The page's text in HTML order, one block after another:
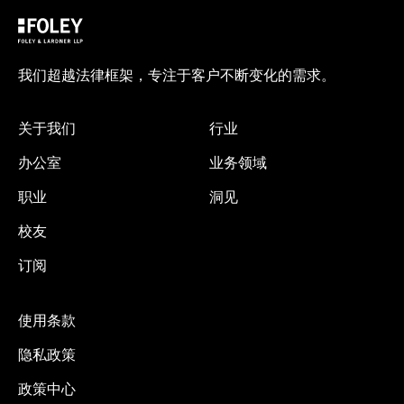
我们超越法律框架，专注于客户不断变化的需求。
关于我们
办公室
职业
校友
订阅
行业
业务领域
洞见
使用条款
隐私政策
政策中心